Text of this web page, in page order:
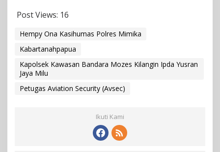
Post Views: 16
Hempy Ona Kasihumas Polres Mimika
Kabartanahpapua
Kapolsek Kawasan Bandara Mozes Kilangin Ipda Yusran
Jaya Milu
Petugas Aviation Security (Avsec)
Ikuti Kami